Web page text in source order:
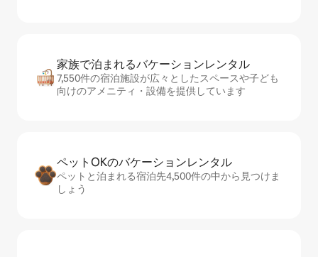
家族で泊まれるバ⁠ケ⁠ー⁠シ⁠ョ⁠ンレ⁠ン⁠タ⁠ル
7,550件の宿泊施設が広々としたスペースや子ども
向けのアメニティ・設備を提供しています
ペットOKのバ⁠ケ⁠ー⁠シ⁠ョ⁠ンレ⁠ン⁠タ⁠ル
ペットと泊まれる宿泊先4,500件の中から見つけま
しょう